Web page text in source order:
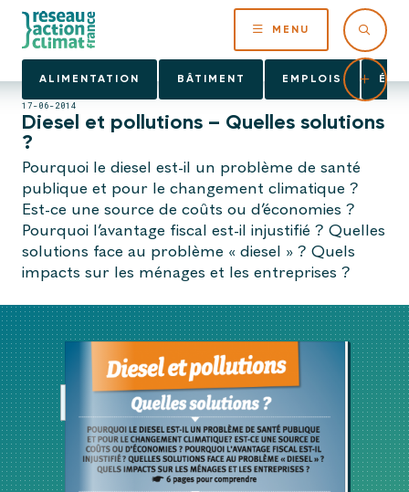
MENU
ALIMENTATION BÂTIMENT EMPLOIS
17-06-2014
Diesel et pollutions – Quelles solutions
?
Pourquoi le diesel est-il un problème de santé
publique et pour le changement climatique ?
Est-ce une source de coûts ou d’économies ?
Pourquoi l’avantage fiscal est-il injustifié ? Quelles
solutions face au problème « diesel » ? Quels
impacts sur les ménages et les entreprises ?